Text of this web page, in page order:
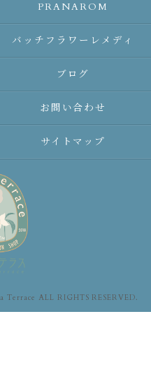
PRANAROM
バッチフラワーレメディ
ブログ
お問い合わせ
サイトマップ
Terrace ALL RIGHTS RESERVED.